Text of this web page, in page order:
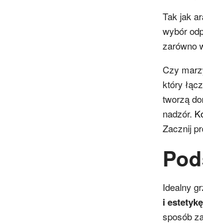
Tak jak
wybór
zarówno
Czy
który
tworzą
nadzór.
Zacznij
Idealny
i estetykę
sposób